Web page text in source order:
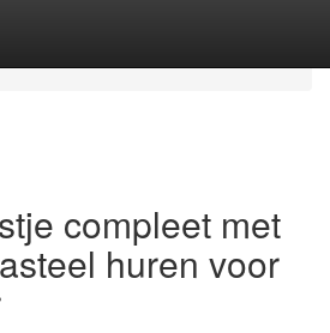
compleet met
huren voor